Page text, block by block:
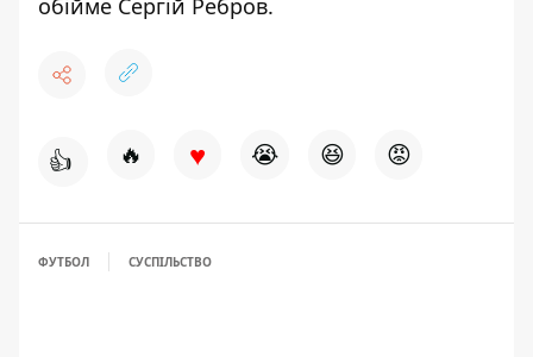
обійме Сергій Ребров.
👍 🔥 ♥ 😭 😆 😡
ФУТБОЛ СУСПІЛЬСТВО